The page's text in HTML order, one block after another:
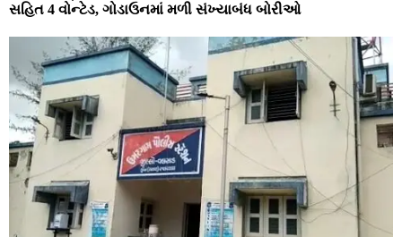
સહિત 4 વોન્ટેડ, ગોડાઉનમાં મળી સંખ્યાબંધ બોરીઓ